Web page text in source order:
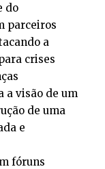
do
parceiros
a
crises
a visão de um
de uma
e
fóruns